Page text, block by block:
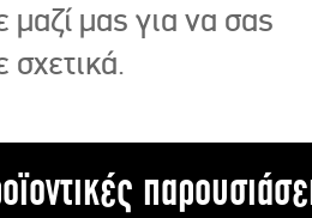
μαζί μας για να σας